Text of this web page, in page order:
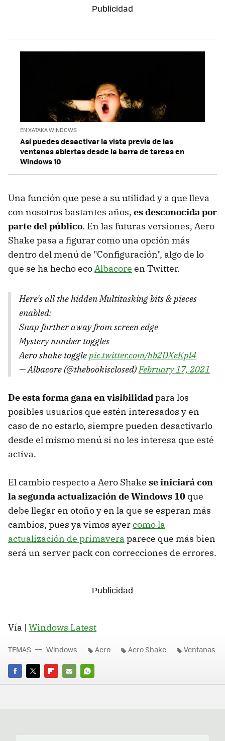
EN XATAKA WINDOWS
Así puedes desactivar la vista previa de las
ventanas abiertas desde la barra de tareas en
Windows 10
Una función que pese a su utilidad y a que lleva
con nosotros bastantes años, es desconocida por
parte del público. En las futuras versiones, Aero
Shake pasa a figurar como una opción más
dentro del menú de "Configuración", algo de lo
que se ha hecho ecoAlbacore en Twitter.
Here's all the hidden Multitasking bits & pieces
enabled:
Snap further away from screen edge
Mystery number toggles
Aero shake togglepic.twitter.com/hb2DXeKpl4
— Albacore (@thebookisclosed)February 17, 2021
De esta forma gana en visibilidadpara los
posibles usuarios que estén interesados y en
caso de no estarlo, siempre pueden desactivarlo
desde el mismo menú si no les interesa que esté
activa.
El cambio respecto a Aero Shake se iniciará con
la segunda actualización de Windows 10 que
debe llegar en otoño y en la que se esperan más
cambios, pues ya vimos ayercomo la
actualización de primavera parece que más bien
será un server pack con correcciones de errores.
Vía | Windows Latest
FACEBOOK
TWITTERFLIPBOARD
E-
WHATSAPP
TEMAS Windows Aero Aero Shake Ventanas